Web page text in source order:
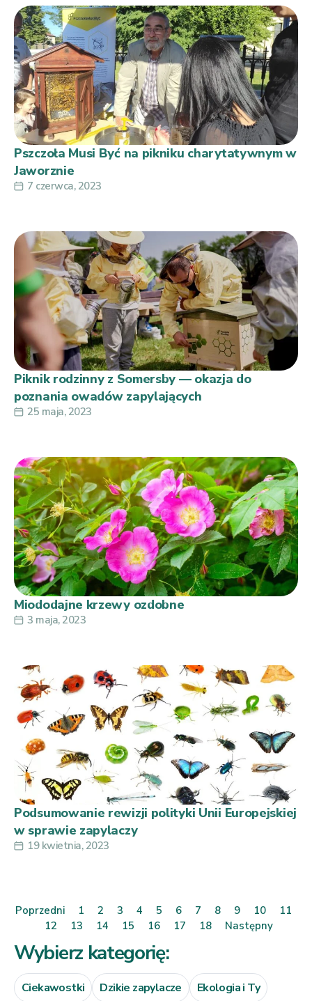
Wybierz kategorię:
Ciekawostki Dzikie zapylacze
Ekologia i Ty
Pszczoła Musi Być na pikniku charytatywnym w
Jaworznie
7 czerwca, 2023
Piknik rodzinny z Somersby — okazja do
poznania owadów zapylających
25 maja, 2023
Miododajne krzewy ozdobne
3 maja, 2023
Podsumowanie rewizji polityki Unii Europejskiej
w sprawie zapylaczy
19 kwietnia, 2023
Poprzedni 1 2 3 4 5 6 7 8 9 10
11
12
13 14 15 16 17 18 Następny